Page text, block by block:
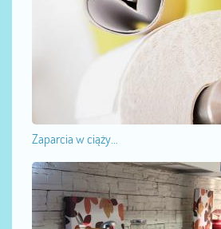
Zaparcia w ciąży...